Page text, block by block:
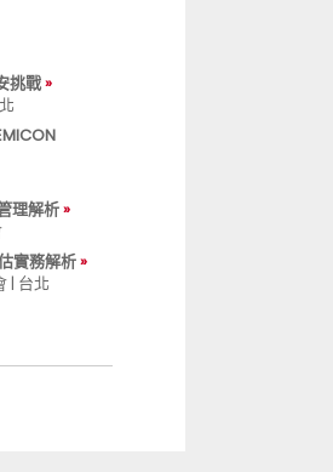
挑戰
理解析
實務解析
| 台北